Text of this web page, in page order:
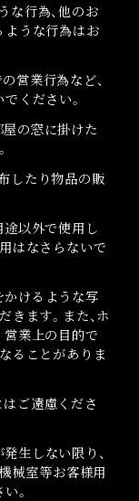
な行為、他のお
ような行為はお
営業行為など、
ください。
の窓に掛けた
したり物品の販
途以外で使用し
はなさらないで
けるような写
きます。また、ホ
業上の目的で
ることがありま
ご遠慮くださ
生しない限り、
械室等お客様用
。